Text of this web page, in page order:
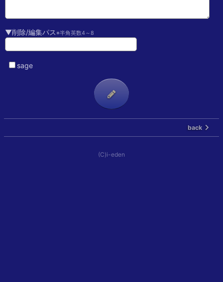
▼削除/編集パス※半角英数4～8
sage
back
(C)i-eden